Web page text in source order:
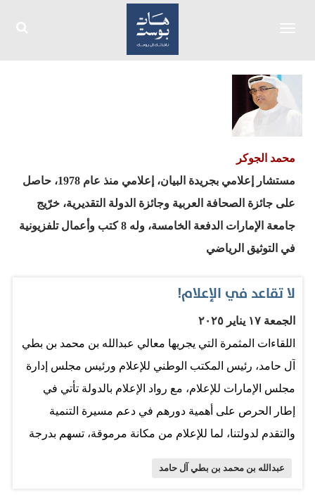
محمد الجوكر
مستشار إعلامي بجريدة البيان، إعلامي منذ عام 1978، حاصل
على جائزة الصحافة العربية وجائزة الدولة التقديرية، خرّيج
جامعة الإمارات الدفعة الخامسة، وله 8 كتب وأعمال تلفزيونية
في التوثيق الرياضي
لا تقاعد في الإعلام!
الجمعة ١٧ يناير ٢٠٢٥
‏اللقاءات المثمرة التي يجريها معالي عبدالله بن محمد بن بطي
آل حامد، رئيس المكتب الوطني للإعلام ورئيس مجلس إدارة
مجلس الإمارات للإعلام، مع رواد الإعلام بالدولة تأتي في
إطار الحرص على أهمية دورهم في دعم مسيرة التنمية
والتقدم لدولتنا، لما للإعلام من مكانة مرموقة، تسهم بدرجة
عبدالله بن محمد بن بطي آل حامد